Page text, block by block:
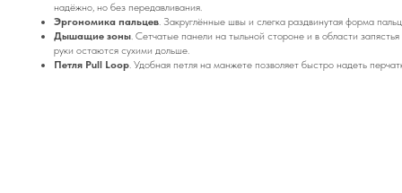
надёжно, но без передавливания.
Эргономика пальцев. Закруглённые швы и слегка раздвинутая форма
Дышащие зоны. Сетчатые панели на тыльной стороне и в области запястья
руки остаются сухими дольше.
Петля Pull Loop. Удобная петля на манжете позволяет быстро надеть